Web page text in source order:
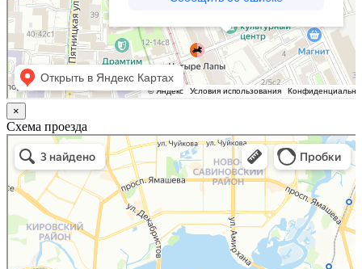
×
Схема проезда
Казань
Малый Татарский переулок, 8 на карте Москвы, ближайшее метро Новокузнецкая —
Яндекс.Карты